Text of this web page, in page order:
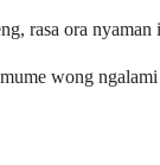
rasa ora
wong ngalami